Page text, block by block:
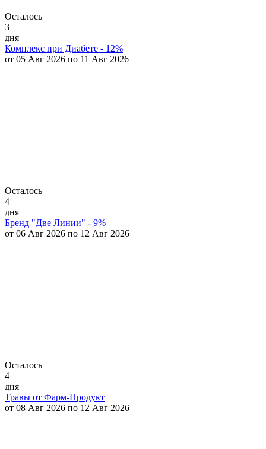
Осталось
3
дня
Комплекс при Диабете - 12%
от 05 Авг 2026 по 11 Авг 2026
Осталось
4
дня
Бренд "Две Линии" - 9%
от 06 Авг 2026 по 12 Авг 2026
Осталось
4
дня
Травы от Фарм-Продукт
от 08 Авг 2026 по 12 Авг 2026